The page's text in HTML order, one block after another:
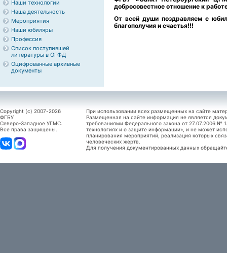
Наши технологии
Наша деятельность
Мероприятия
Наши юбиляры
Профессия
Список поступившей
литературы в ОГФД
Оцифрованные архивные
документы
добросовестное отношение к
От всей души поздравляем с
благополучия и счастья!!!
Copyright (c) 2007-2026
ФГБУ
Северо-Западное УГМС.
Все права защищены.
При использовании всех размещенных на сайте
Размещенная на сайте информация не является
требованиями Федерального закона от 27.07.2006
технологиях и о защите информации», и не может
планирования мероприятий, реализация которых
человеческих жертв.
Для получения документированных данных